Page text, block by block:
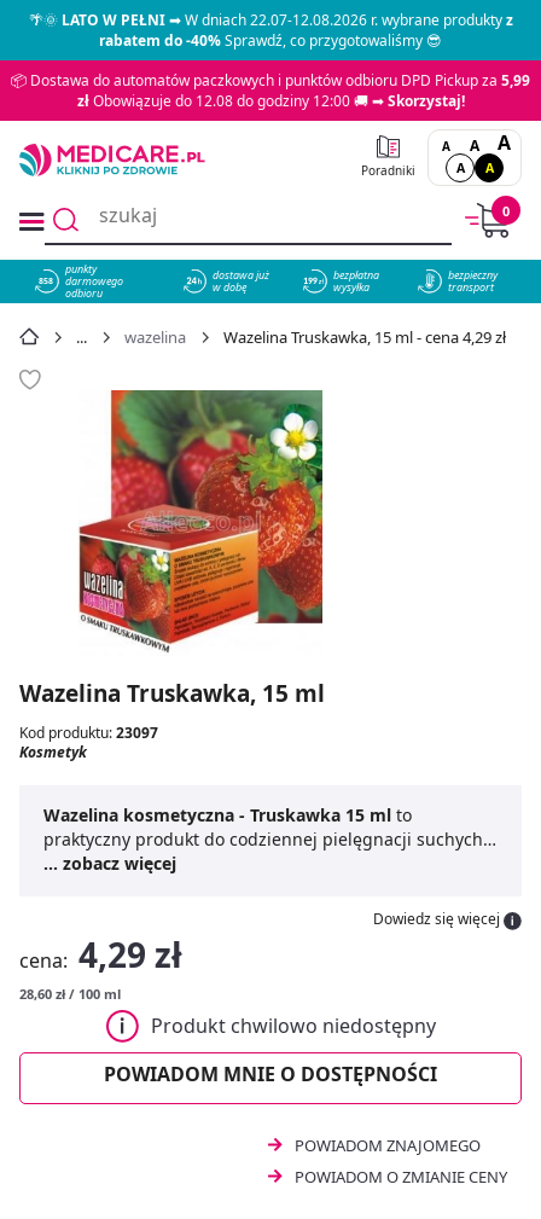
🌴🌞LATO W PEŁNI➡ W dniach 22.07-12.08.2026 r. wybrane produktyz
rabatem do -40%Sprawdź, co przygotowaliśmy 😎
📦 Dostawa do automatów paczkowych i punktów odbioru DPD Pickup za 5,99
złObowiązuje do 12.08 do godziny 12:00 🚚 ➡Skorzystaj!
Poradniki
A A A
A A
0
858
punkty
darmowego
odbioru
dostawa już
w dobę
bezpłatna
wysyłka
bezpieczny
transport
wazelina Wazelina Truskawka, 15 ml - cena 4,29 zł
Wazelina Truskawka, 15 ml
Kod produktu:23097
Kosmetyk
Wazelina kosmetyczna - Truskawka 15 ml to
praktyczny produkt do codziennej pielęgnacji suchych i
spierzchniętych ust. Dzięki owocowemu aromatowi
staje się przyjemnością. Znakomicie
natłuszcza, zmiękcza i chroni delikatną skórę ust przed
szkodliwym wpływem czynników zewnętrznych, takich
zwłaszcza w sezonie jesienno-zimowym.
Wazelina na spierzchnięte ustaorazOchrona
przed mrozemto główne atuty produktu. Poręczne
opakowanie pozwala zabrać go zawsze ze sobą, by
zadbać o komfort i zdrowy wygląd ust w każdym
... zobacz więcej
Dowiedz się więcej
cena: 4,29 zł
28,60 zł / 100 ml
Produkt chwilowo niedostępny
POWIADOM MNIE O DOSTĘPNOŚCI
POWIADOM ZNAJOMEGO
POWIADOM O ZMIANIE CENY